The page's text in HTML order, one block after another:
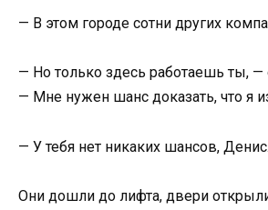
— В этом городе сотни других
— Но только здесь работаешь ты,
— Мне нужен шанс доказать, что я
— У тебя нет никаких шансов,
Они дошли до лифта, двери